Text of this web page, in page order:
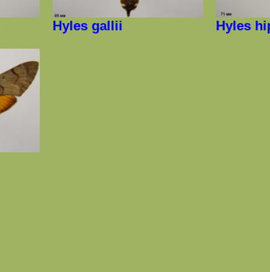
Hyles gallii Hyles